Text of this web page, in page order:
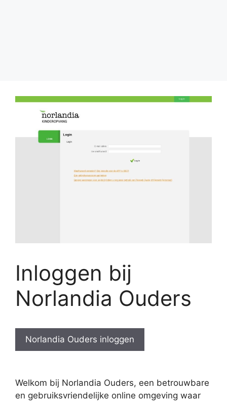
Inloggen bij
Norlandia Ouders
Norlandia Ouders inloggen
Welkom bij Norlandia Ouders, een betrouwbare
en gebruiksvriendelijke online omgeving waar